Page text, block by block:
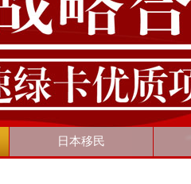
日本移民